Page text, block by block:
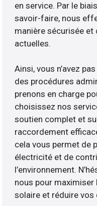
en service. Par le
savoir-faire, nous
manière sécurisée
actuelles.
Ainsi, vous n’avez
des procédures
prenons en charge
choisissez nos
soutien complet et
raccordement
cela vous permet de
électricité et de
l’environnement.
nous pour maximiser
solaire et réduire